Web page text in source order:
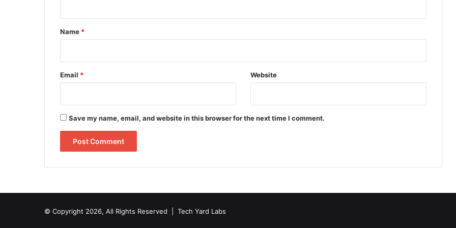
*
Name *
Email * Website
Save my name, email, and website in this browser for the next time I comment.
© Copyright 2026, All Rights Reserved | Tech Yard Labs